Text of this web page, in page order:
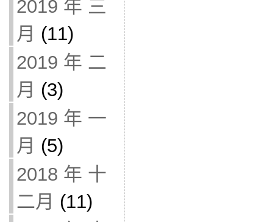
2019 年 三
月 (11)
2019 年 二
月 (3)
2019 年 一
月 (5)
2018 年 十
二月 (11)